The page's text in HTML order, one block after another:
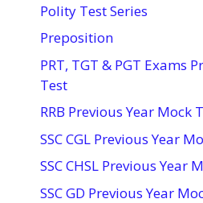
Polity Test Series
Preposition
PRT, TGT & PGT Exams
Test
RRB Previous Year Mock
SSC CGL Previous Year
SSC CHSL Previous Year
SSC GD Previous Year